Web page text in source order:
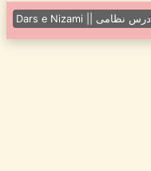
Dars e Nizami || درس نظامی